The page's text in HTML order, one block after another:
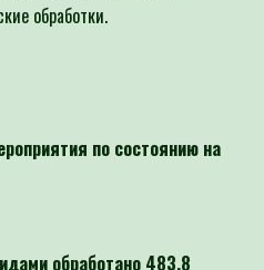
обработки.
по состоянию на
обработано 483,8